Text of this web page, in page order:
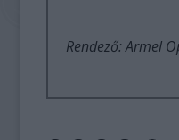
Rendező: Armel